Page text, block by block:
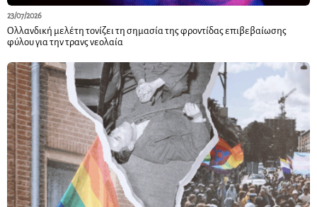
23/07/2026
Ολλανδική μελέτη τονίζει τη σημασία της φροντίδας επιβεβαίωσης
φύλου για την τρανς νεολαία